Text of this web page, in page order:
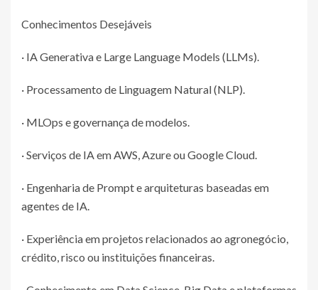
Conhecimentos Desejáveis
· IA Generativa e Large Language Models (LLMs).
· Processamento de Linguagem Natural (NLP).
· MLOps e governança de modelos.
· Serviços de IA em AWS, Azure ou Google Cloud.
· Engenharia de Prompt e arquiteturas baseadas em
agentes de IA.
· Experiência em projetos relacionados ao agronegócio,
crédito, risco ou instituições financeiras.